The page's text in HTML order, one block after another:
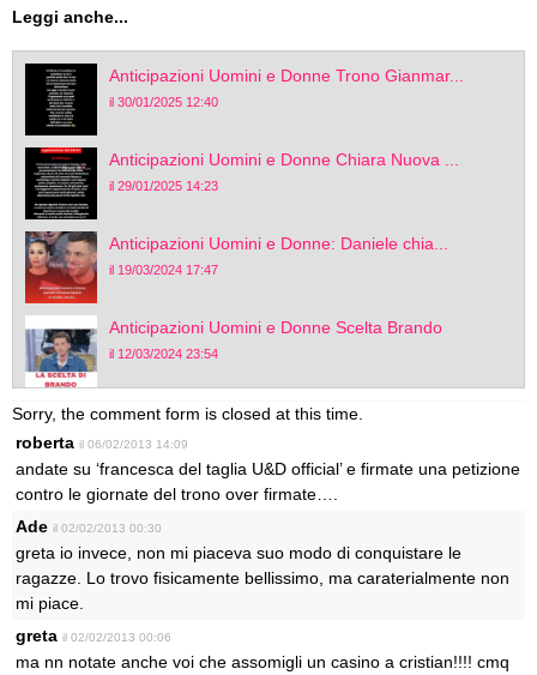
Leggi anche...
Anticipazioni Uomini e Donne Trono Gianmar...
il 30/01/2025 12:40
Anticipazioni Uomini e Donne Chiara Nuova ...
il 29/01/2025 14:23
Anticipazioni Uomini e Donne: Daniele chia...
il 19/03/2024 17:47
Anticipazioni Uomini e Donne Scelta Brando
il 12/03/2024 23:54
Sorry, the comment form is closed at this time.
roberta il 06/02/2013 14:09
andate su ‘francesca del taglia U&D official’ e firmate una petizione
contro le giornate del trono over firmate….
Ade il 02/02/2013 00:30
greta io invece, non mi piaceva suo modo di conquistare le
ragazze. Lo trovo fisicamente bellissimo, ma caraterialmente non
mi piace.
greta il 02/02/2013 00:06
ma nn notate anche voi che assomigli un casino a cristian!!!! cmq